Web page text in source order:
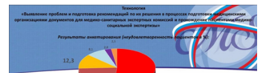
пандемии (на примере терапии больных РС».